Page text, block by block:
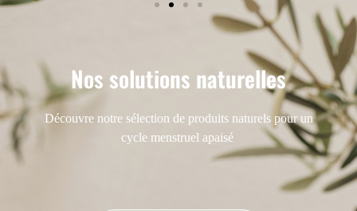
Nos solutions naturelles
Découvre notre sélection de produits naturels pour un
cycle menstruel apaisé